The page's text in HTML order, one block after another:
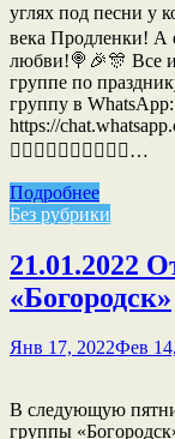
углях под песни у
века Продленки! А
любви!🍭🎉🎊 Все
группе по
группу в WhatsApp:
https://
☝🏻☝🏻☝🏻☝🏻☝🏻…
Подробнее
Без рубрики
21.01.2022
«Богородск»
Янв 17, 2022Фев
В следующую
группы